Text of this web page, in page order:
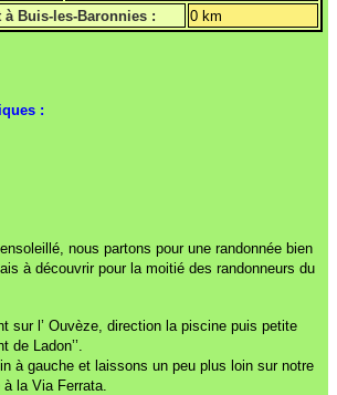
Buis-les-Baronnies :
0 km
:
nous partons pour une randonnée bien
à découvrir pour la moitié des randonneurs du
sur l’ Ouvèze, direction la piscine puis petite
de Ladon’’.
à gauche et laissons un peu plus loin sur notre
la Via Ferrata.